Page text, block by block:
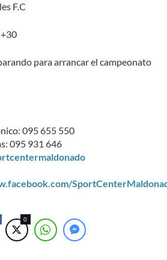
F.C
para arrancar el campeonato
095 655 550
095 931 646
0